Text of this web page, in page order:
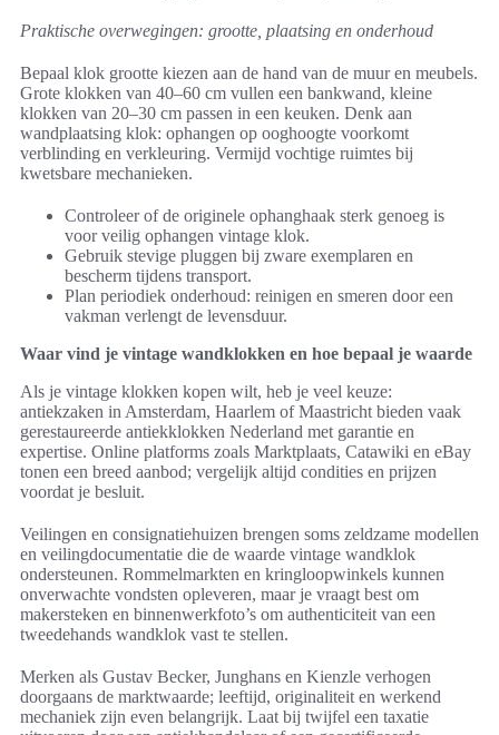
Praktische overwegingen: grootte, plaatsing en onderhoud
Bepaal klok grootte kiezen aan de hand van de muur en meubels.
Grote klokken van 40–60 cm vullen een bankwand, kleine
klokken van 20–30 cm passen in een keuken. Denk aan
wandplaatsing klok: ophangen op ooghoogte voorkomt
verblinding en verkleuring. Vermijd vochtige ruimtes bij
kwetsbare mechanieken.
Controleer of de originele ophanghaak sterk genoeg is
voor veilig ophangen vintage klok.
Gebruik stevige pluggen bij zware exemplaren en
bescherm tijdens transport.
Plan periodiek onderhoud: reinigen en smeren door een
vakman verlengt de levensduur.
Waar vind je vintage wandklokken en hoe bepaal je waarde
Als je vintage klokken kopen wilt, heb je veel keuze:
antiekzaken in Amsterdam, Haarlem of Maastricht bieden vaak
gerestaureerde antiekklokken Nederland met garantie en
expertise. Online platforms zoals Marktplaats, Catawiki en eBay
tonen een breed aanbod; vergelijk altijd condities en prijzen
voordat je besluit.
Veilingen en consignatiehuizen brengen soms zeldzame modellen
en veilingdocumentatie die de waarde vintage wandklok
ondersteunen. Rommelmarkten en kringloopwinkels kunnen
onverwachte vondsten opleveren, maar je vraagt best om
makersteken en binnenwerkfoto’s om authenticiteit van een
tweedehands wandklok vast te stellen.
Merken als Gustav Becker, Junghans en Kienzle verhogen
doorgaans de marktwaarde; leeftijd, originaliteit en werkend
mechaniek zijn even belangrijk. Laat bij twijfel een taxatie